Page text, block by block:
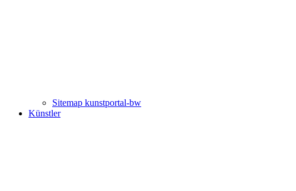
Sitemap kunstportal-bw
Künstler